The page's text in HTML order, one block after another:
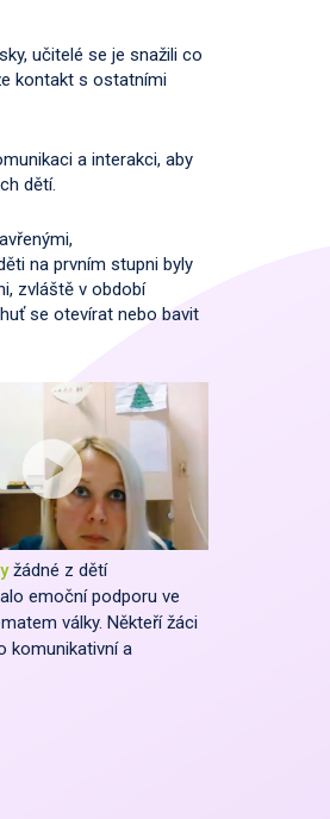
učitelé se je snažili co
kontakt s ostatními
a interakci, aby
dětí.
na prvním stupni byly
zvláště v období
se otevírat nebo bavit
žádné z dětí
emoční podporu ve
války. Někteří žáci
komunikativní a